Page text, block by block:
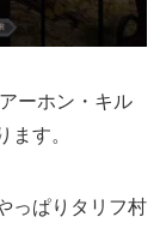
ーホン・キル
ます。
っぱりタリフ村